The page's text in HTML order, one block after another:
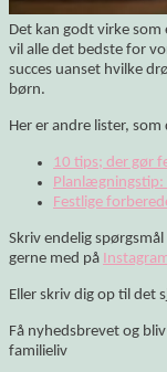
Det kan godt virke
vil alle det bedste for
succes uanset hvilke
børn.
Her er andre lister,
10 tips; der gør
Planlægningstip:
Festlige
Skriv endelig
gerne med på
Eller skriv dig op til det
Få nyhedsbrevet og
familieliv